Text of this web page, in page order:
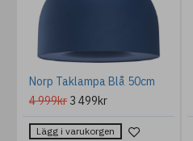
Norp Taklampa Blå 50cm
4 999kr 3 499kr
Lägg i varukorgen